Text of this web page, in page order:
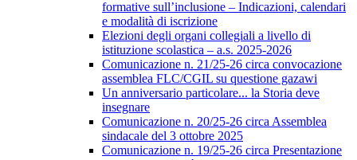
formative sull’inclusione – Indicazioni, calendari
e modalità di iscrizione
Elezioni degli organi collegiali a livello di
istituzione scolastica – a.s. 2025-2026
Comunicazione n. 21/25-26 circa convocazione
assemblea FLC/CGIL su questione gazawi
Un anniversario particolare... la Storia deve
insegnare
Comunicazione n. 20/25-26 circa Assemblea
sindacale del 3 ottobre 2025
Comunicazione n. 19/25-26 circa Presentazione